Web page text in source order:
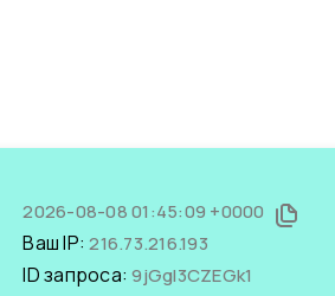
2026-08-08 01:45:09 +0000
Ваш IP:216.73.216.193
ID запроса:9jGgl3CZEGk1